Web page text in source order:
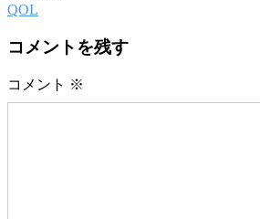
ナ
ビ
ゲ
ー
QOL
コメントを残す
コメント ※